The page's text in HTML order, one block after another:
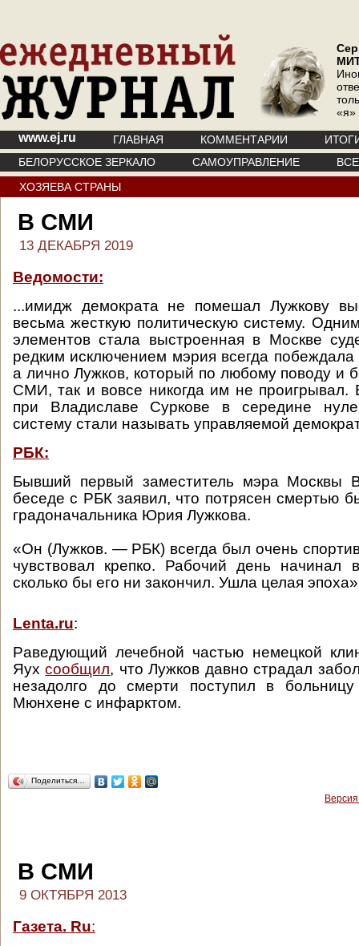
«я»
www.ej.ru ГЛАВНАЯ КОММЕНТАРИИ
БЕЛОРУССКОЕ ЗЕРКАЛО
САМОУПРАВЛЕНИЕ
ХОЗЯЕВА СТРАНЫ
В СМИ
13 ДЕКАБРЯ 2019
Ведомости:
...имидж демократа не помешал Лужкову
весьма жесткую политическую систему.
элементов стала выстроенная в Москве
редким исключением мэрия всегда побеждала
а лично Лужков, который по любому поводу и
СМИ, так и вовсе никогда им не проигрывал.
при Владиславе Суркове в середине
систему стали называть управляемой
РБК:
Бывший первый заместитель мэра Москвы
беседе с РБК заявил, что потрясен смертью
градоначальника Юрия Лужкова.
«Он (Лужков. — РБК) всегда был очень
чувствовал крепко. Рабочий день начинал
сколько бы его ни закончил. Ушла целая
Lenta.ru:
Pаведующий лечебной частью немецкой
Яухсообщил, что Лужков давно страдал
незадолго до смерти поступил в
Мюнхене с инфарктом.
Поделиться…
В СМИ
9 ОКТЯБРЯ 2013
Газета. Ru: